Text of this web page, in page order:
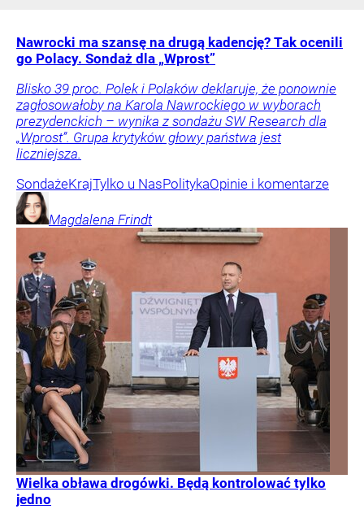
Nawrocki ma szansę na drugą kadencję? Tak ocenili
go Polacy. Sondaż dla „Wprost”
Blisko 39 proc. Polek i Polaków deklaruje, że ponownie
zagłosowałoby na Karola Nawrockiego w wyborach
prezydenckich – wynika z sondażu SW Research dla
„Wprost”. Grupa krytyków głowy państwa jest
liczniejsza.
SondażeKrajTylko u NasPolitykaOpinie i komentarze
Magdalena Frindt
Wielka obława drogówki. Będą kontrolować tylko
jedno